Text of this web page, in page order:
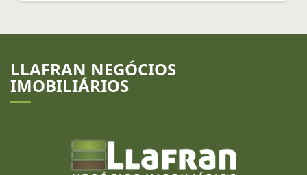
LLAFRAN NEGÓCIOS
IMOBILIÁRIOS